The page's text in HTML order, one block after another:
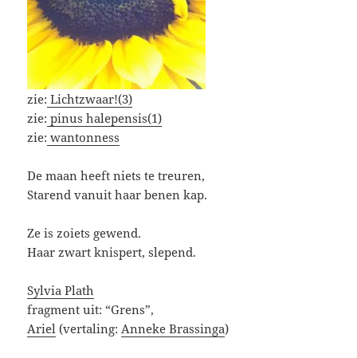
zie: Lichtzwaar!(3)
zie: pinus halepensis(1)
zie: wantonness
De maan heeft niets te treuren,
Starend vanuit haar benen kap.
Ze is zoiets gewend.
Haar zwart knispert, slepend.
Sylvia Plath
fragment uit: “Grens”,
Ariel (vertaling:Anneke Brassinga)